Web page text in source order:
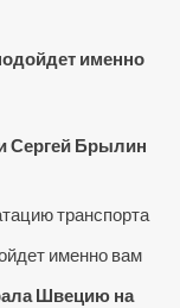
именно
Сергей Брылин
транспорта
именно вам
Швецию на